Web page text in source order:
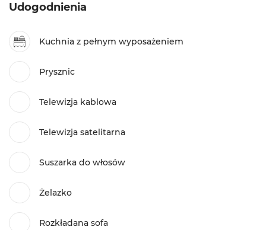
Udogodnienia
Kuchnia z pełnym wyposażeniem
Prysznic
Telewizja kablowa
Telewizja satelitarna
Suszarka do włosów
Żelazko
Rozkładana sofa